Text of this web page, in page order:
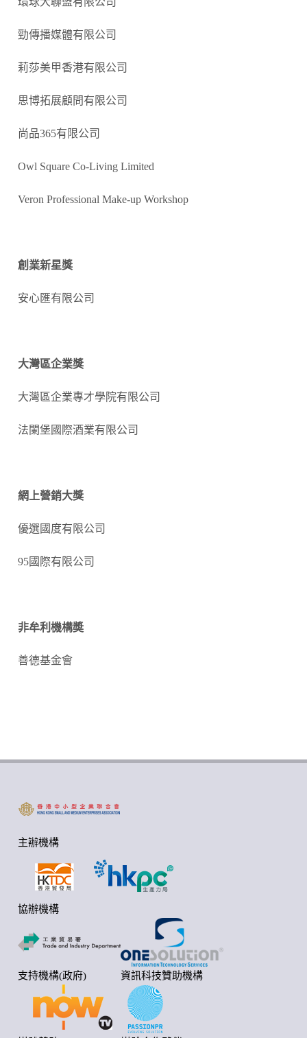
勁傳播媒體有限公司
莉莎美甲香港有限公司
思博拓展顧問有限公司
尚品365有限公司
Owl Square Co-Living Limited
Veron Professional Make-up Workshop
創業新星獎
安心匯有限公司
大灣區企業獎
大灣區企業專才學院有限公司
法闌堡國際酒業有限公司
網上營銷大獎
優選國度有限公司
95國際有限公司
非牟利機構奬
善德基金會
主辦機構
協辦機構
支持機構(政府) 資訊科技贊助機構